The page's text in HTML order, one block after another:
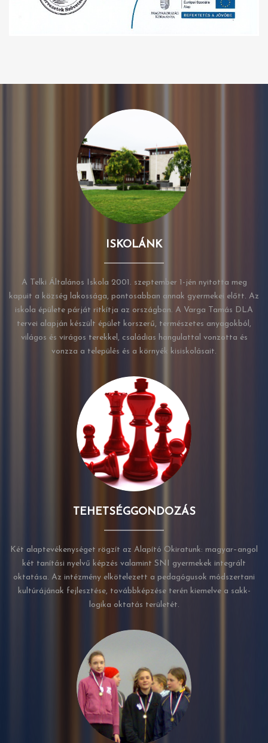
ISKOLÁNK
A Telki Általános Iskola 2001. szeptember 1-jén nyitotta meg
kapuit a község lakossága, pontosabban annak gyermekei előtt. Az
iskola épülete párját ritkítja az országban. A Varga Tamás DLA
tervei alapján készült épület korszerű, természetes anyagokból,
világos és virágos terekkel, családias hangulattal vonzotta és
vonzza a település és a környék kisiskolásait.
TEHETSÉGGONDOZÁS
Két alaptevékenységet rögzít az Alapító Okiratunk: magyar–angol
két tanítási nyelvű képzés valamint SNI gyermekek integrált
oktatása. Az intézmény elkötelezett a pedagógusok módszertani
kultúrájának fejlesztése, továbbképzése terén kiemelve a sakk-
logika oktatás területét.